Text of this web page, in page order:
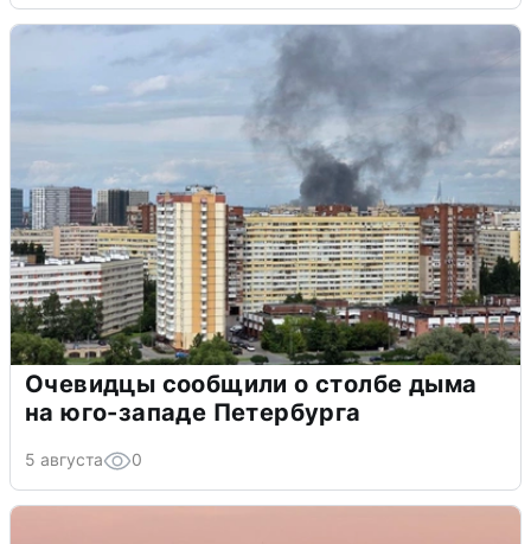
Очевидцы сообщили о столбе дыма
на юго-западе Петербурга
5 августа 0